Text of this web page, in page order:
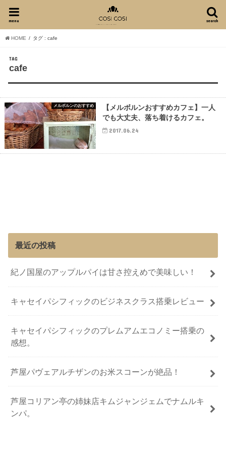
search
menu
HOME タグ : cafe
TAG
cafe
メルボルンのおすすめ
【メルボルンおすすめカフェ】一人
でも大丈夫、落ち着けるカフェ。
2017.06.24
最近の投稿
紀ノ国屋のアップルパイは甘さ控えめで美味しい！
キャセイパシフィックのビジネスクラス搭乗レビュー
キャセイパシフィックのプレムアムエコノミー搭乗の
感想。
芦屋パヴェアルチザンのお米スコーンが絶品！
芦屋コリアン亭の姉妹店キムジャンジェムでナムルキ
ンパ。